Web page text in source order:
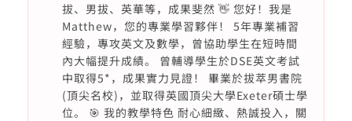
拔、男拔、英華等，成果斐然 👋 您好！我是
Matthew，您的專業學習夥伴！ 5年專業補習
經驗，專攻英文及數學，曾協助學生在短時間
內大幅提升成績。 曾輔導學生於DSE英文考試
中取得5*，成果實力見證！ 畢業於拔萃男書院
(頂尖名校)，並取得英國頂尖大學Exeter碩士學
位。 🎯 我的教學特色 耐心細緻、熱誠投入，關